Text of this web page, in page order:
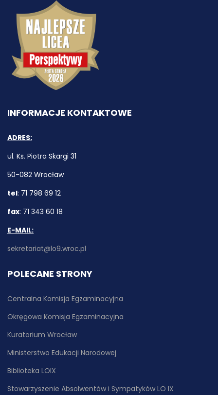
INFORMACJE KONTAKTOWE
ADRES:
ul. Ks. Piotra Skargi 31
50-082 Wrocław
tel: 71 798 69 12
fax: 71 343 60 18
E-MAIL:
sekretariat@lo9.wroc.pl
POLECANE STRONY
Centralna Komisja Egzaminacyjna
Okręgowa Komisja Egzaminacyjna
Kuratorium Wrocław
Ministerstwo Edukacji Narodowej
Biblioteka LOIX
Stowarzyszenie Absolwentów i Sympatyków LO IX